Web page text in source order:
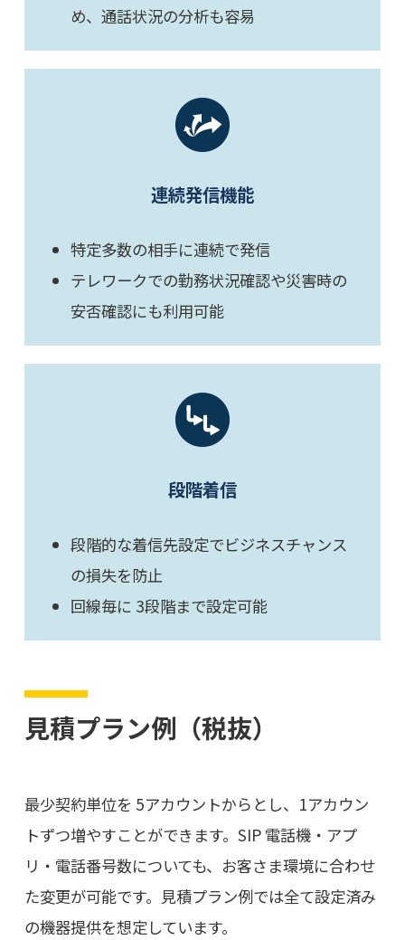
め、通話状況の分析も容易
連続発信機能
特定多数の相手に連続で発信
テレワークでの勤務状況確認や災害時の
安否確認にも利用可能
段階着信
段階的な着信先設定でビジネスチャンス
の損失を防止
回線毎に 3段階まで設定可能
見積プラン例（税抜）
最少契約単位を 5アカウントからとし、1アカウン
トずつ増やすことができます。SIP 電話機・アプ
リ・電話番号数についても、お客さま環境に合わせ
た変更が可能です。見積プラン例では全て設定済み
の機器提供を想定しています。